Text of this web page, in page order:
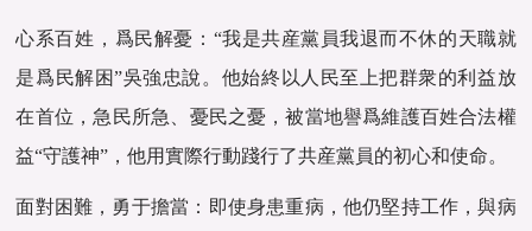
心系百姓，‌爲民解憂‌：“我是共産黨員我退而不休的天職就
是爲民解困”吳強忠說。‌他始終以人民至上把群衆的利益放
在首位，‌急民所急、‌憂民之憂，被當地譽爲維護百姓合法權
益“守護神”‌，他用實際行動踐行了共産黨員的初心和使命‌。
面對困難，‌勇于擔當‌：‌即使身患重病，‌他仍堅持工作，‌與病